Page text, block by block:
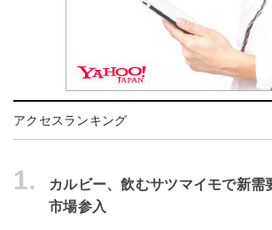
アクセスランキング
1.
カルビー、飲むサツマイモで新
市場参入